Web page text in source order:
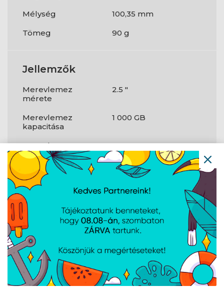
Mélység
100,35 mm
Tömeg
90 g
Jellemzők
Merevlemez
mérete
2.5 "
Merevlemez
kapacitása
1 000 GB
Merevlemez
sebessége
5400 RPM
Csatlakozófelület
Serial ATA III
Típus
HDD
Adattároló
meghajtó puffer
mérete
128 MB
A weboldalon esetlegesen előforduló elektronikus feltöltési,
technikai hibákért felelősséget nem vállalunk.